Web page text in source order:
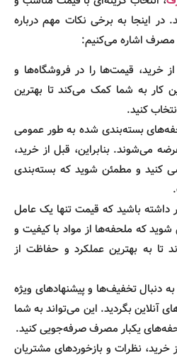
در اینجا به برخی نکات مهم درباره
مصرف اشاره می‌کنیم:
خرید، قیمت‌ها را در فروشگاه‌ها و
کار به شما کمک می‌کند تا بهترین
کنید.
بسته‌بندی شده به طور عمومی
می‌شوند. بنابراین، قبل از خرید،
کنید و مطمئن شوید که بسته‌بندی
باشید که قیمت تنها یک عامل
که ملحفه‌ها از مواد با کیفیت و
تا به بهترین عملکرد و حفاظت از
دنبال تخفیف‌ها و پیشنهادهای ویژه
آنلاین بگردید. این می‌تواند به شما
یکبار مصرف صرفه‌جویی کنید.
نظرات و بازخوردهای مشتریان